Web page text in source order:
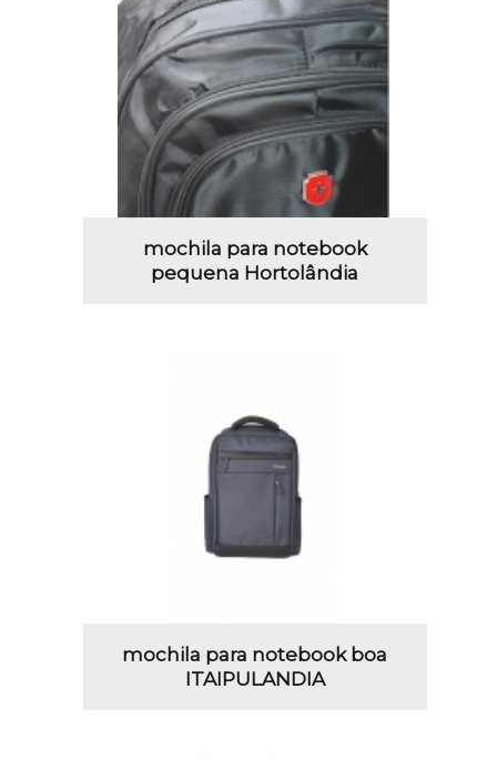
mochila para notebook
pequena Hortolândia
mochila para notebook boa
ITAIPULANDIA